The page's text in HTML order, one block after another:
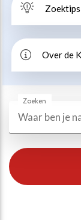
Zoektips
Over de
Zoeken
Zoeken
Esports, gaming
Alle thema’s